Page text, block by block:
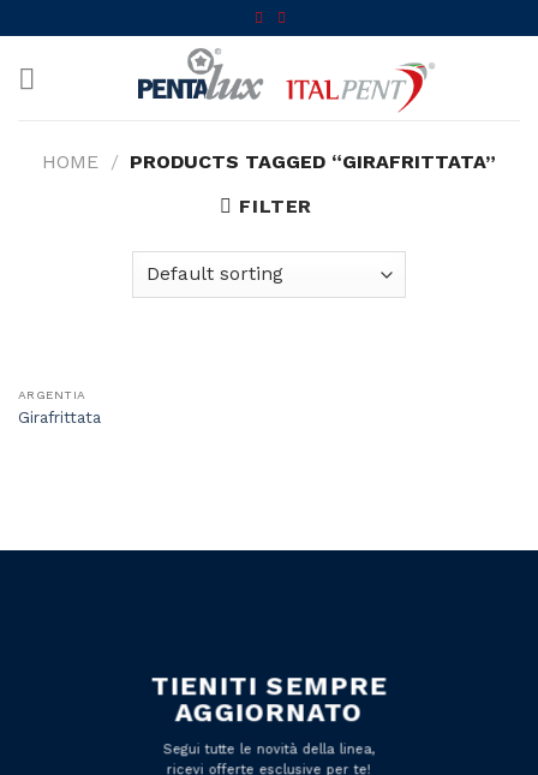
to
content
HOME / PRODUCTS TAGGED “GIRAFRITTATA”
FILTER
ARGENTIA
Girafrittata
TIENITI SEMPRE
AGGIORNATO
Segui tutte le novità della linea,
ricevi offerte esclusive per te!